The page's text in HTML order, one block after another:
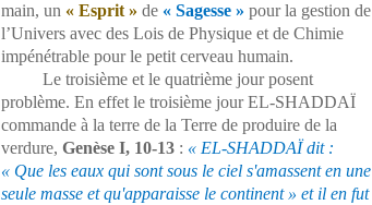
main, un « Esprit » de « Sagesse » pour la gestion de
l’Univers avec des Lois de Physique et de Chimie
impénétrable pour le petit cerveau humain.
Le troisième et le quatrième jour posent
problème. En effet le troisième jour EL-SHADDAÏ
commande à la terre de la Terre de produire de la
verdure, Genèse I, 10-13 : « EL-SHADDAÏ dit :
« Que les eaux qui sont sous le ciel s'amassent en une
seule masse et qu'apparaisse le continent » et il en fut